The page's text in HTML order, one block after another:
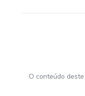
O conteúdo